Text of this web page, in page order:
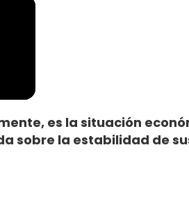
es la situación
sobre la estabilidad de